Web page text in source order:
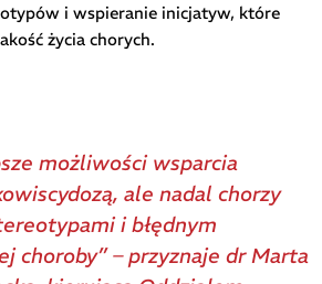
i wspieranie inicjatyw, które
życia chorych.
możliwości wsparcia
ale nadal chorzy
i błędnym
choroby” – przyznaje dr Marta